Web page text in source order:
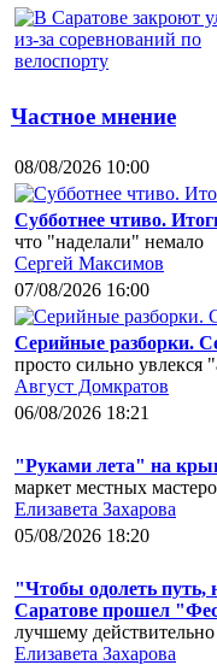
Частное мнение
08/08/2026 10:00
Субботнее чтиво.
что "наделали" немало
Сергей Максимов
07/08/2026 16:00
Серийные разборки.
просто сильно увлекся
Август Домкратов
06/08/2026 18:21
"Руками лета" на
маркет местных
Елизавета Захарова
05/08/2026 18:20
"Чтобы одолеть путь,
Саратове прошел
лучшему
Елизавета Захарова